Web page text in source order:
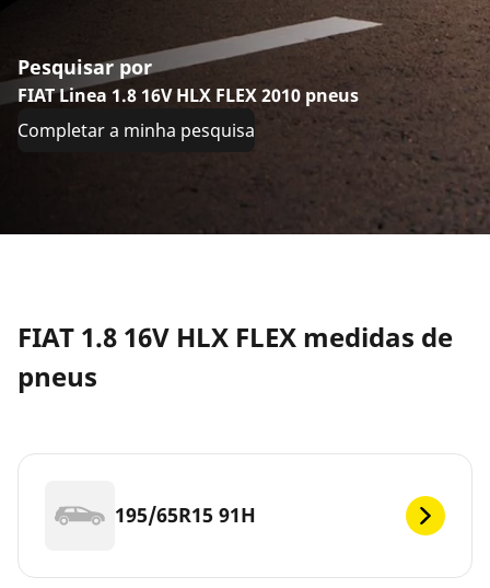
Pesquisar por
FIAT Linea 1.8 16V HLX FLEX 2010 pneus
Completar a minha pesquisa
FIAT 1.8 16V HLX FLEX medidas de
pneus
195/65R15 91H